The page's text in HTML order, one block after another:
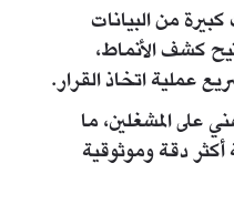
من البيانات
كشف الأنماط،
عملية اتخاذ القرار.
على المشغلين، ما
دقة وموثوقية